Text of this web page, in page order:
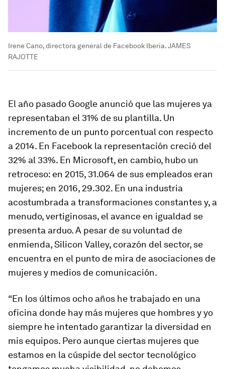
Irene Cano, directora general de Facebook Iberia. JAMES
RAJOTTE
El año pasado Google anunció que las mujeres ya
representaban el 31% de su plantilla. Un
incremento de un punto porcentual con respecto
a 2014. En Facebook la representación creció del
32% al 33%. En Microsoft, en cambio, hubo un
retroceso: en 2015, 31.064 de sus empleados eran
mujeres; en 2016, 29.302. En una industria
acostumbrada a transformaciones constantes y, a
menudo, vertiginosas, el avance en igualdad se
presenta arduo. A pesar de su voluntad de
enmienda, Silicon Valley, corazón del sector, se
encuentra en el punto de mira de asociaciones de
mujeres y medios de comunicación.
“En los últimos ocho años he trabajado en una
oficina donde hay más mujeres que hombres y yo
siempre he intentado garantizar la diversidad en
mis equipos. Pero aunque ciertas mujeres que
estamos en la cúspide del sector tecnológico